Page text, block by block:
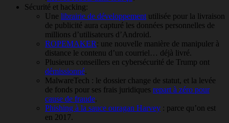
Sécurité et hacking:
Une librairie de développement utilisée pour la livraison
de publicité aura capturé les données personnelles de
millions d’utilisateurs d’Android.
ROPEMAKER : une nouvelle manière de manipuler à
distance le contenu d’un courriel… déjà livré.
Plusieurs conseillers en cybersécurité de Trump ont
démissionné.
MalwareTech : le dossier change de statut, et la levée
de fonds pour ses frais juridiques repart à zéro pour
cause de fraude.
Phishing à la sauce ouragan Harvey : parce qu’on est
en 2017.